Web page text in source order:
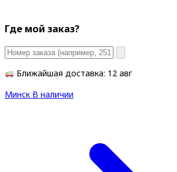
Где мой заказ?
Ближайшая доставка: 12 авг
Минск В наличии